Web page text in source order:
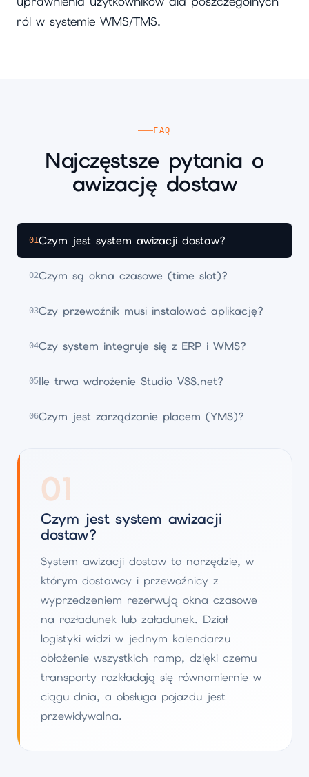
ról w systemie WMS/TMS.
FAQ
Najczęstsze pytania o
awizację dostaw
01Czym jest system awizacji dostaw?
02Czym są okna czasowe (time slot)?
03Czy przewoźnik musi instalować aplikację?
04Czy system integruje się z ERP i WMS?
05Ile trwa wdrożenie Studio VSS.net?
06Czym jest zarządzanie placem (YMS)?
01
Czym jest system awizacji
dostaw?
System awizacji dostaw to narzędzie, w
którym dostawcy i przewoźnicy z
wyprzedzeniem rezerwują okna czasowe
na rozładunek lub załadunek. Dział
logistyki widzi w jednym kalendarzu
obłożenie wszystkich ramp, dzięki czemu
transporty rozkładają się równomiernie w
ciągu dnia, a obsługa pojazdu jest
przewidywalna.